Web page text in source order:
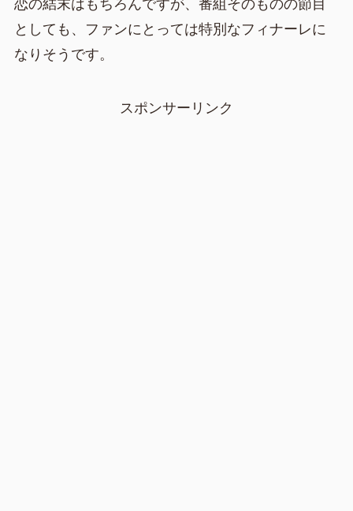
恋の結末はもちろんですが、番組そのものの節目
としても、ファンにとっては特別なフィナーレに
なりそうです。
スポンサーリンク